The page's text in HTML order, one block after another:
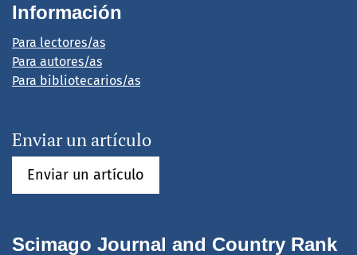
Información
Para lectores/as
Para autores/as
Para bibliotecarios/as
Enviar un artículo
Enviar un artículo
Scimago Journal and Country Rank